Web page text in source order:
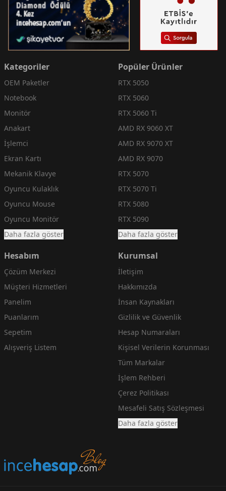
Kategoriler
OEM Paketler
Notebook
Monitör
Anakart
İşlemci
Ekran Kartı
Mekanik Klavye
Oyuncu Kulaklık
Oyuncu Mouse
Oyuncu Monitör
Daha fazla göster
Popüler Ürünler
RTX 5050
RTX 5060
RTX 5060 Ti
AMD RX 9060 XT
AMD RX 9070 XT
AMD RX 9070
RTX 5070
RTX 5070 Ti
RTX 5080
RTX 5090
Daha fazla göster
Hesabım
Çözüm Merkezi
Müşteri Hizmetleri
Panelim
Puanlarım
Sepetim
Alışveriş Listem
Kurumsal
İletişim
Hakkımızda
İnsan Kaynakları
Gizlilik ve Güvenlik
Hesap Numaraları
Kişisel Verilerin Korunması
Tüm Markalar
İşlem Rehberi
Çerez Politikası
Mesafeli Satış Sözleşmesi
Daha fazla göster